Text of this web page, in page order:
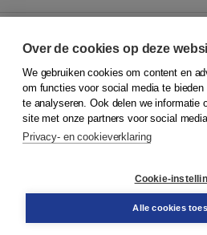
© 2026Koninklijke Boom uitgevers
Klantenservice
Service & informatie
Contact
Over de cookies op deze
We gebruiken cookies om content en
om functies voor social media te
te analyseren. Ook delen we informatie
site met onze partners voor social
Privacy- en cookieverklaring
Cookie-
Alle cookies